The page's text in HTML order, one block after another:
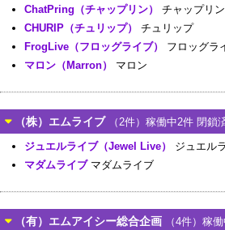
ChatPring（チャップリン）
チャップリン
CHURIP（チュリップ）
チュリップ
FrogLive（フロッグライブ）
フロッグラ
マロン（Marron）
マロン
（株）エムライブ （2件）稼働中2件 閉鎖
ジュエルライブ（Jewel Live）
ジュエル
マダムライブマダムライブ
（有）エムアイシー総合企画 （4件）稼